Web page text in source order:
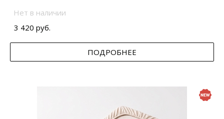
Нет в наличии
3 420 руб.
ПОДРОБНЕЕ